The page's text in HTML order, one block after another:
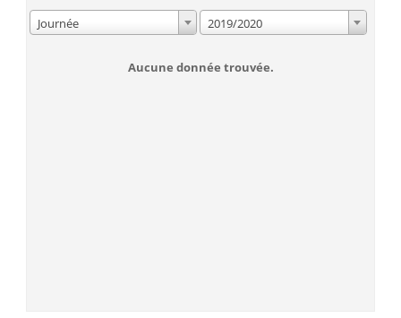
Journée 2019/2020
Aucune donnée trouvée.